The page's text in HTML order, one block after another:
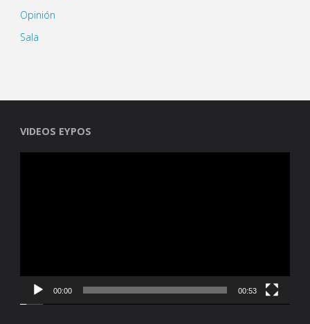
Opinión
Sala
VIDEOS EYPOS
00:00 00:53